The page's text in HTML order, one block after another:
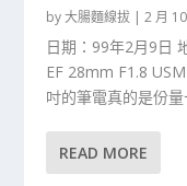
by大腸麵線拔 |2 月
日期：99年2月9日
EF 28mm F1.8
吋的筆電真的是份
READ MORE